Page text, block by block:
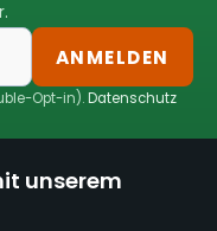
ANMELDEN
Opt-in).Datenschutz
unserem